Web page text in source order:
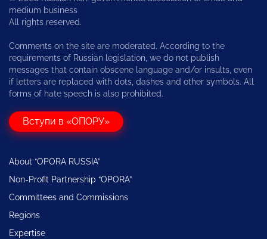
medium business
All rights reserved.
Comments on the site are moderated. According to the
requirements of Russian legislation, we do not publish
messages that contain obscene language and/or insults, even
if letters are replaced with dots, dashes and other symbols. All
forms of hate speech is also prohibited.
Вступи в «ОПОРУ»
About “OPORA RUSSIA”
Non-Profit Partnership “OPORA”
Committees and Commissions
Regions
Expertise